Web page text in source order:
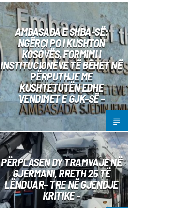
AMBASADA E SHBA-SË:
NGËRÇI PO I KUSHTON
KOSOVËS, FORMIMI I
INSTITUCIONEVE TË BËHET NË
PËRPUTHJE ME
KUSHTETUTËN EDHE
VENDIMET E GJK-SË –
PËRPLASEN DY TRAMVAJE NË
GJERMANI, RRETH 25 TË
LËNDUAR– TRE NË GJENDJE
KRITIKE –